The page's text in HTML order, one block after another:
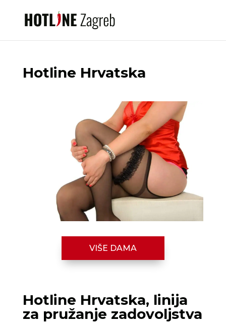
Hotline Hrvatska
VIŠE DAMA
Hotline Hrvatska, linija
za pružanje zadovoljstva